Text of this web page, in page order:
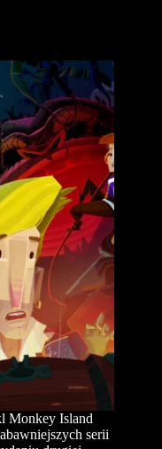
Monkey Island
serii